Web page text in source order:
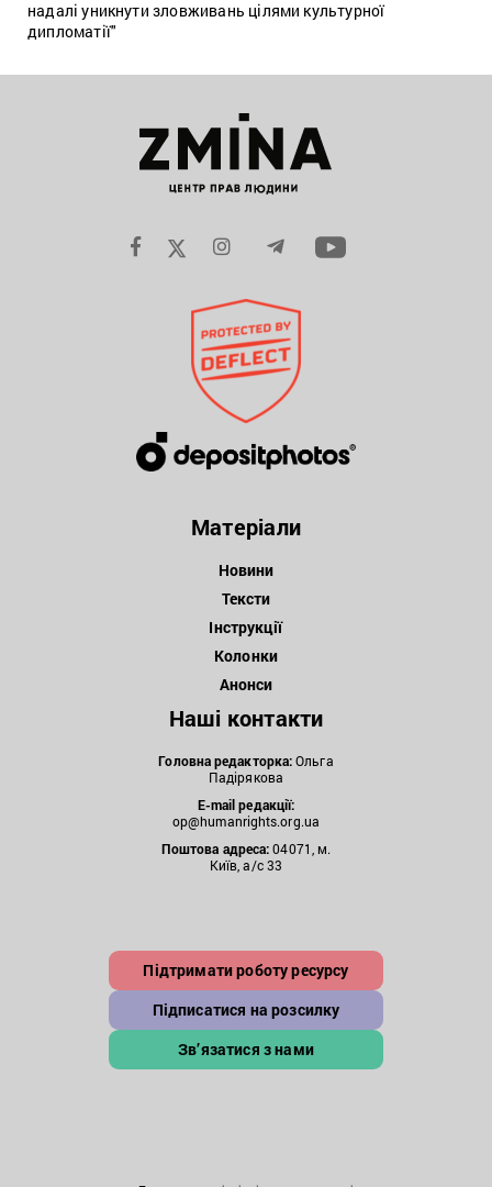
надалі уникнути зловживань цілями культурної
дипломатії"
Матеріали
Новини
Тексти
Інструкції
Колонки
Анонси
Наші контакти
Головна редакторка:Ольга
Падірякова
E-mail редакції:
op@humanrights.org.ua
Поштова адреса:04071, м.
Київ, а/с 33
Підтримати роботу ресурсу
Підписатися на розсилку
Зв’язатися з нами